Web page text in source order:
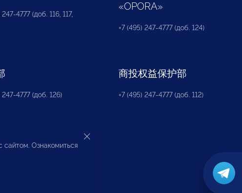
247-4777 (доб. 116, 117,
«OPORA»
+7 (495) 247-4777 (доб. 124)
247-4777 (доб. 126)
商投权益保护部
+7 (495) 247-4777 (доб. 112)
сайтом. Ознакомиться